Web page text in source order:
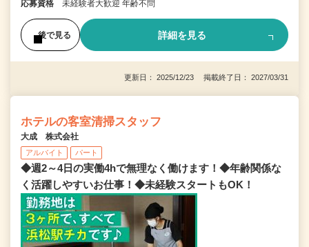
応募資格 未経験者大歓迎 年齢不問
後で見る 詳細を見る
更新日： 2025/12/23 掲載終了日： 2027/03/31
ホテルの客室清掃スタッフ
大成 株式会社
アルバイト パート
◆週2～4日の実働4hで無理なく働けます！◆年齢関係な
く活躍しやすいお仕事！◆未経験スタートもOK！